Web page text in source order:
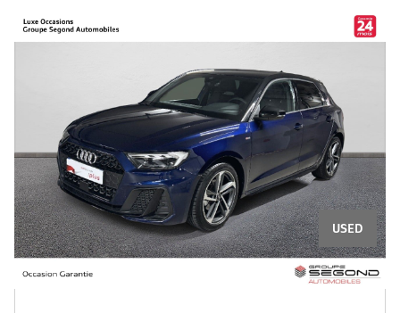
USED